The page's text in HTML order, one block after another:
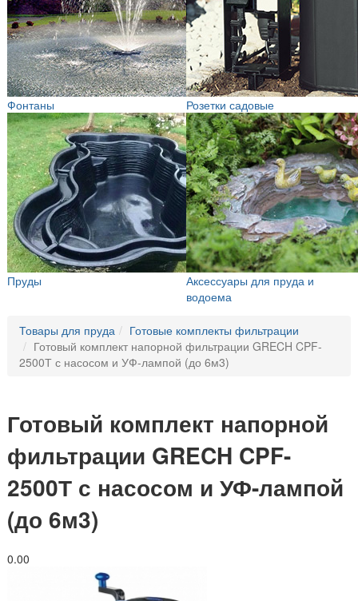
Фонтаны Розетки садовые
Пруды
Аксессуары для пруда и
водоема
Товары для пруда
Готовые комплекты фильтрации
Готовый комплект напорной фильтрации GRECH CPF-
2500Т с насосом и УФ-лампой (до 6м3)
Готовый комплект напорной
фильтрации GRECH CPF-
2500Т с насосом и УФ-лампой
(до 6м3)
0.00